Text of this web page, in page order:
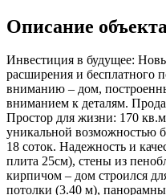
Описание объекта
Инвестиция в будущее:
расширения и бесплатного
вниманию – дом,
вниманием к деталям.
Простор для жизни: 170
уникальной возможностью
18 соток. Надежность и
плита 25см), стены из
кирпичом – дом строился
потолки (3.40 м),